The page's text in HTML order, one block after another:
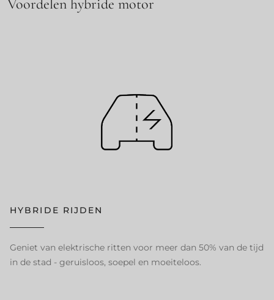
Voordelen hybride motor
HYBRIDE RIJDEN
Geniet van elektrische ritten voor meer dan 50% van de tijd
in de stad - geruisloos, soepel en moeiteloos.